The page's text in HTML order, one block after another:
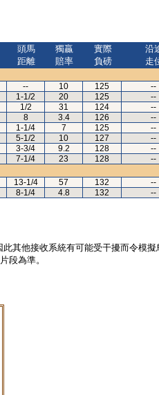
頭馬
距離
獨贏
賠率
實際
負磅
沿
走
-- 10 125 --
1-1/2 20 125 --
1/2 31 124 --
8 3.4 126 --
1-1/4 7 125 --
5-1/2 10 127 --
3-3/4 9.2 128 --
7-1/4 23 128 --
13-1/4 57 132 --
8-1/4 4.8 132 --
其他接收系統有可能受干擾而令模
段為準。